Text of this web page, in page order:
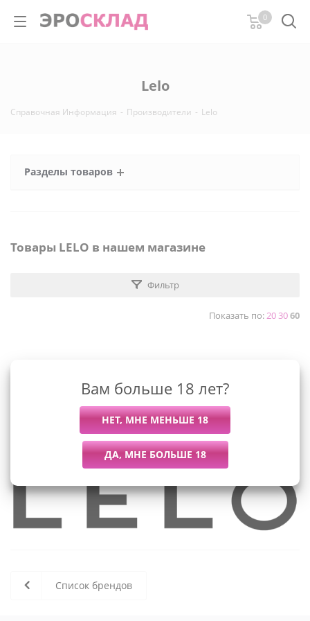
0
Lelo
Справочная Информация - Производители - Lelo
Разделы товаров
Товары LELO в нашем магазине
Фильтр
Показать по:203060
В данный момент нет активных
товаров
Список брендов
Вам больше 18 лет?